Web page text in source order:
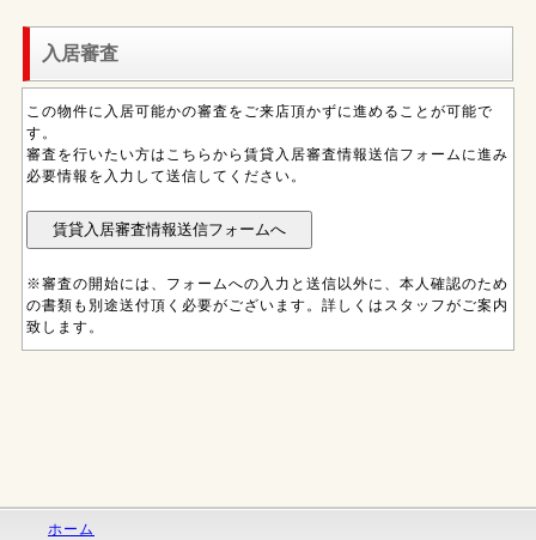
入居審査
この物件に入居可能かの審査をご来店頂かずに進めることが可能で
す。
審査を行いたい方はこちらから賃貸入居審査情報送信フォームに進み
必要情報を入力して送信してください。
※審査の開始には、フォームへの入力と送信以外に、本人確認のため
の書類も別途送付頂く必要がございます。詳しくはスタッフがご案内
致します。
ホーム